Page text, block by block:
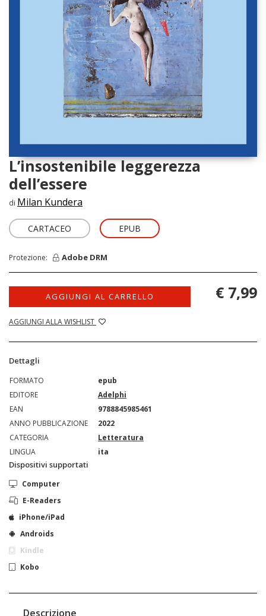
L’insostenibile leggerezza
dell’essere
di Milan Kundera
CARTACEO EPUB
Protezione: Adobe DRM
AGGIUNGI AL CARRELLO
AGGIUNGI ALLA WISHLIST
€ 7,99
Dettagli
FORMATO
epub
EDITORE
Adelphi
EAN
9788845985461
ANNO PUBBLICAZIONE
2022
CATEGORIA
Letteratura
LINGUA
ita
Dispositivi supportati
Computer
E-Readers
iPhone/iPad
Androids
Kindle
Kobo
Descrizione